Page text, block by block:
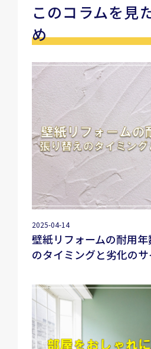
このコラムを見
め
2025-04-14
壁紙リフォームの耐用
のタイミングと劣化の